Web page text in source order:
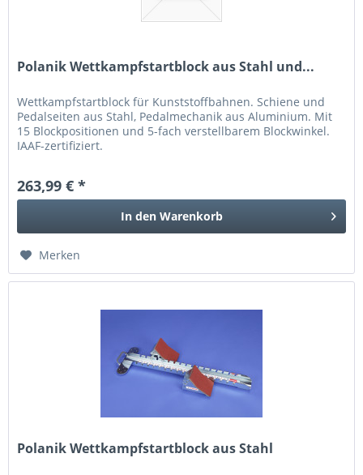
Polanik Wettkampfstartblock aus Stahl und...
Wettkampfstartblock für Kunststoffbahnen. Schiene und
Pedalseiten aus Stahl, Pedalmechanik aus Aluminium. Mit
15 Blockpositionen und 5-fach verstellbarem Blockwinkel.
IAAF-zertifiziert.
263,99 € *
In den Warenkorb
Merken
Polanik Wettkampfstartblock aus Stahl